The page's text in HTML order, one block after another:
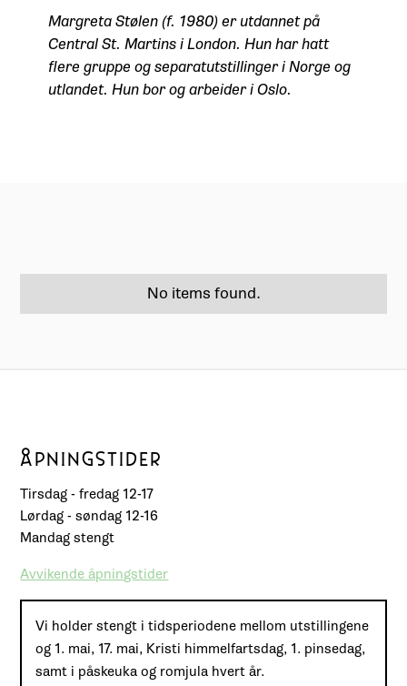
Margreta Stølen (f. 1980) er utdannet på
Central St. Martins i London. Hun har hatt
flere gruppe og separatutstillinger i Norge og
utlandet. Hun bor og arbeider i Oslo.
No items found.
ÅPNINGSTIDER
Tirsdag - fredag 12-17
Lørdag - søndag 12-16
Mandag stengt
Avvikende åpningstider
Vi holder stengt i tidsperiodene mellom utstillingene
og 1. mai, 17. mai, Kristi himmelfartsdag, 1. pinsedag,
samt i påskeuka og romjula hvert år.